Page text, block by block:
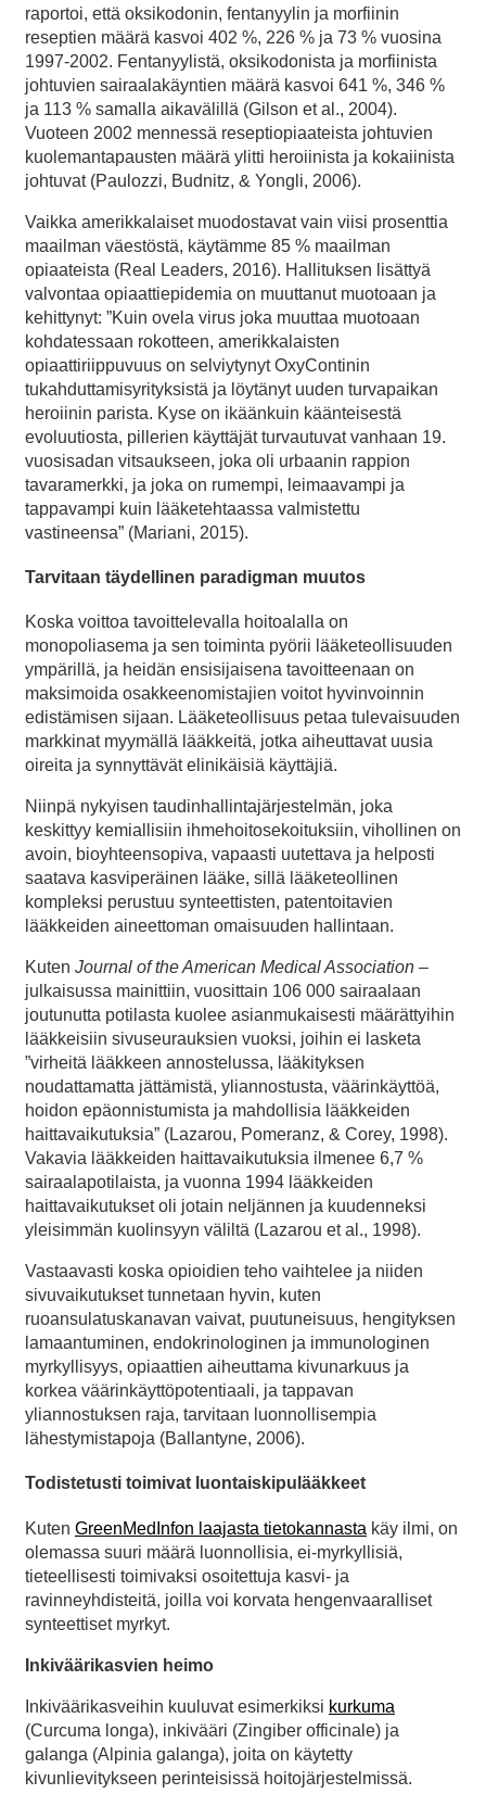
raportoi, että oksikodonin, fentanyylin ja morfiinin
reseptien määrä kasvoi 402 %, 226 % ja 73 % vuosina
1997-2002. Fentanyylistä, oksikodonista ja morfiinista
johtuvien sairaalakäyntien määrä kasvoi 641 %, 346 %
ja 113 % samalla aikavälillä (Gilson et al., 2004).
Vuoteen 2002 mennessä reseptiopiaateista johtuvien
kuolemantapausten määrä ylitti heroiinista ja kokaiinista
johtuvat (Paulozzi, Budnitz, & Yongli, 2006).
Vaikka amerikkalaiset muodostavat vain viisi prosenttia
maailman väestöstä, käytämme 85 % maailman
opiaateista (Real Leaders, 2016). Hallituksen lisättyä
valvontaa opiaattiepidemia on muuttanut muotoaan ja
kehittynyt: ”Kuin ovela virus joka muuttaa muotoaan
kohdatessaan rokotteen, amerikkalaisten
opiaattiriippuvuus on selviytynyt OxyContinin
tukahduttamisyrityksistä ja löytänyt uuden turvapaikan
heroiinin parista. Kyse on ikäänkuin käänteisestä
evoluutiosta, pillerien käyttäjät turvautuvat vanhaan 19.
vuosisadan vitsaukseen, joka oli urbaanin rappion
tavaramerkki, ja joka on rumempi, leimaavampi ja
tappavampi kuin lääketehtaassa valmistettu
vastineensa” (Mariani, 2015).
Tarvitaan täydellinen paradigman muutos
Koska voittoa tavoittelevalla hoitoalalla on
monopoliasema ja sen toiminta pyörii lääketeollisuuden
ympärillä, ja heidän ensisijaisena tavoitteenaan on
maksimoida osakkeenomistajien voitot hyvinvoinnin
edistämisen sijaan. Lääketeollisuus petaa tulevaisuuden
markkinat myymällä lääkkeitä, jotka aiheuttavat uusia
oireita ja synnyttävät elinikäisiä käyttäjiä.
Niinpä nykyisen taudinhallintajärjestelmän, joka
keskittyy kemiallisiin ihmehoitosekoituksiin, vihollinen on
avoin, bioyhteensopiva, vapaasti uutettava ja helposti
saatava kasviperäinen lääke, sillä lääketeollinen
kompleksi perustuu synteettisten, patentoitavien
lääkkeiden aineettoman omaisuuden hallintaan.
Kuten Journal of the American Medical Association –
julkaisussa mainittiin, vuosittain 106 000 sairaalaan
joutunutta potilasta kuolee asianmukaisesti määrättyihin
lääkkeisiin sivuseurauksien vuoksi, joihin ei lasketa
”virheitä lääkkeen annostelussa, lääkityksen
noudattamatta jättämistä, yliannostusta, väärinkäyttöä,
hoidon epäonnistumista ja mahdollisia lääkkeiden
haittavaikutuksia” (Lazarou, Pomeranz, & Corey, 1998).
Vakavia lääkkeiden haittavaikutuksia ilmenee 6,7 %
sairaalapotilaista, ja vuonna 1994 lääkkeiden
haittavaikutukset oli jotain neljännen ja kuudenneksi
yleisimmän kuolinsyyn väliltä (Lazarou et al., 1998).
Vastaavasti koska opioidien teho vaihtelee ja niiden
sivuvaikutukset tunnetaan hyvin, kuten
ruoansulatuskanavan vaivat, puutuneisuus, hengityksen
lamaantuminen, endokrinologinen ja immunologinen
myrkyllisyys, opiaattien aiheuttama kivunarkuus ja
korkea väärinkäyttöpotentiaali, ja tappavan
yliannostuksen raja, tarvitaan luonnollisempia
lähestymistapoja (Ballantyne, 2006).
Todistetusti toimivat luontaiskipulääkkeet
Kuten GreenMedInfon laajasta tietokannasta käy ilmi, on
olemassa suuri määrä luonnollisia, ei-myrkyllisiä,
tieteellisesti toimivaksi osoitettuja kasvi- ja
ravinneyhdisteitä, joilla voi korvata hengenvaaralliset
synteettiset myrkyt.
Inkiväärikasvien heimo
Inkiväärikasveihin kuuluvat esimerkiksi kurkuma
(Curcuma longa), inkivääri (Zingiber officinale) ja
galanga (Alpinia galanga), joita on käytetty
kivunlievitykseen perinteisissä hoitojärjestelmissä.